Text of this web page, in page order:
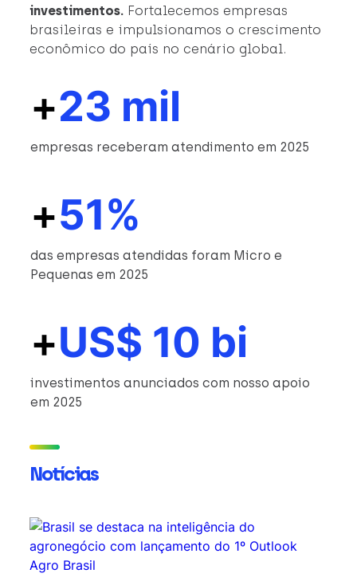
investimentos. Fortalecemos empresas
brasileiras e impulsionamos o crescimento
econômico do país no cenário global.
+23 mil
empresas receberam atendimento em 2025
+51%
das empresas atendidas foram Micro e
Pequenas em 2025
+US$ 10 bi
investimentos anunciados com nosso apoio
em 2025
Notícias